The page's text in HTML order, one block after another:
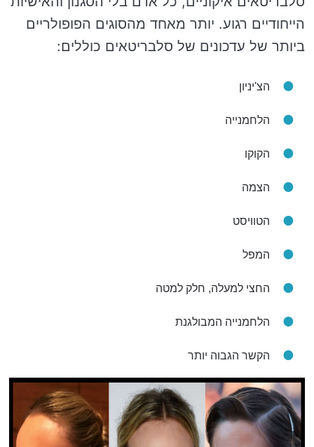
הייחודיים רגוע. יותר מאחד מהסוגים הפופולריים
ביותר של עדכונים של סלבריטאים כוללים:
הצ'יניון
הלחמנייה
הקוקו
הצמה
הטוויסט
המפל
החצי למעלה, חלק למטה
הלחמנייה המבולגנת
הקשר הגבוה יותר